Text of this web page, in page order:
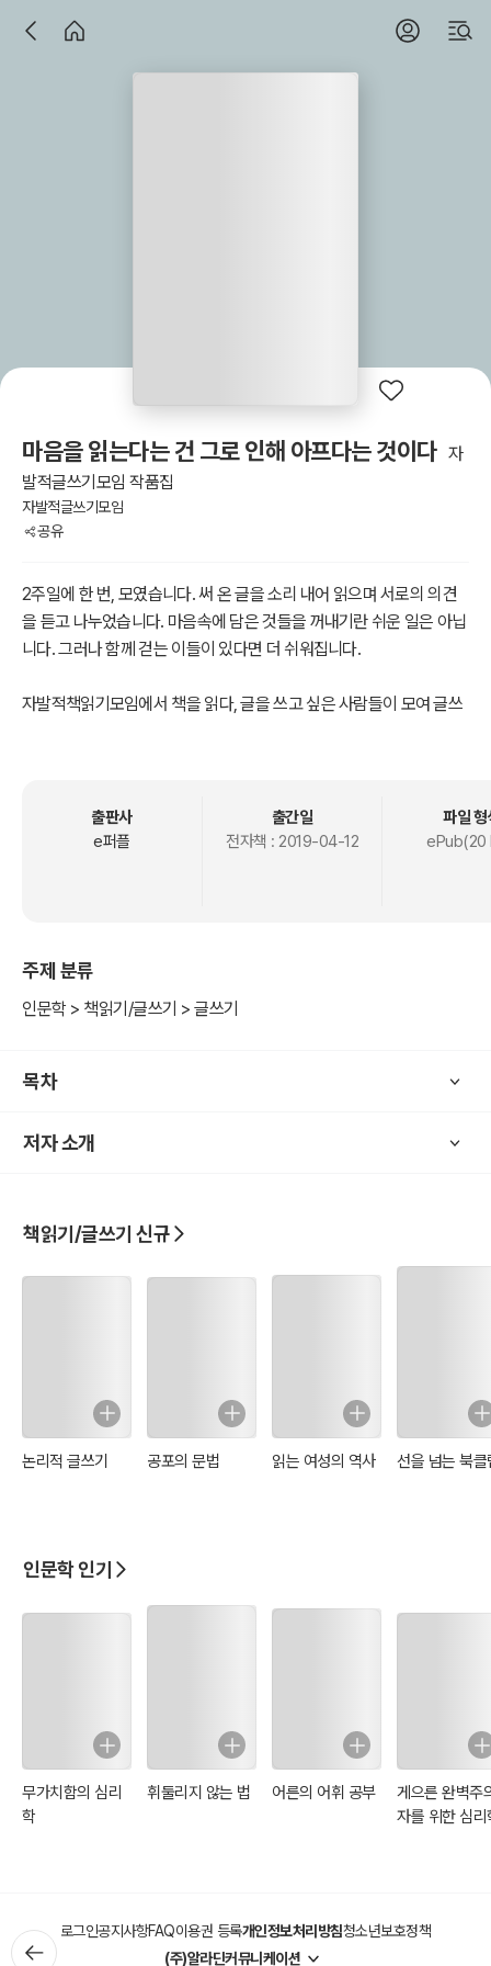
마음을 읽는다는 건 그로 인해 아프다는 것이다 자
발적글쓰기모임 작품집
자발적글쓰기모임
공유
2주일에 한 번, 모였습니다. 써 온 글을 소리 내어 읽으며 서로의 의견
을 듣고 나누었습니다. 마음속에 담은 것들을 꺼내기란 쉬운 일은 아닙
니다. 그러나 함께 걷는 이들이 있다면 더 쉬워집니다.
자발적책읽기모임에서 책을 읽다, 글을 쓰고 싶은 사람들이 모여 글쓰
부족한 글인지는 모르겠으나, 솔직하게, 진심을 담아서 썼습니다. 글로
그려낸 마음을 함께 읽고 함께 즐겼으면 좋겠습니다. 다시, 쓰고 읽고
출판사
e퍼플
출간일
전자책 : 2019-04-12
파일 형
ePub(20
주제 분류
인문학 > 책읽기/글쓰기 > 글쓰기
목차
저자 소개
책읽기/글쓰기 신규
논리적 글쓰기 공포의 문법 읽는 여성의 역사 선을 넘는 북클
인문학 인기
무가치함의 심리
학
휘둘리지 않는 법 어른의 어휘 공부
게으른 완벽주
자를 위한 심리
로그인공지사항FAQ이용권 등록개인정보처리방침청소년보호정책
(주)알라딘커뮤니케이션